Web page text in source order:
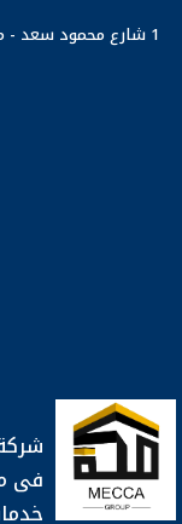
1 شارع محمود سعد
فى